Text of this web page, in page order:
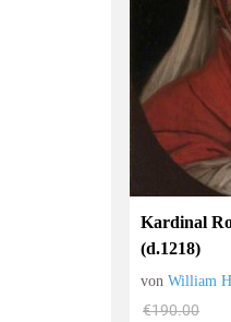
Kardinal
(d.1218)
vonWilliam
€190.00